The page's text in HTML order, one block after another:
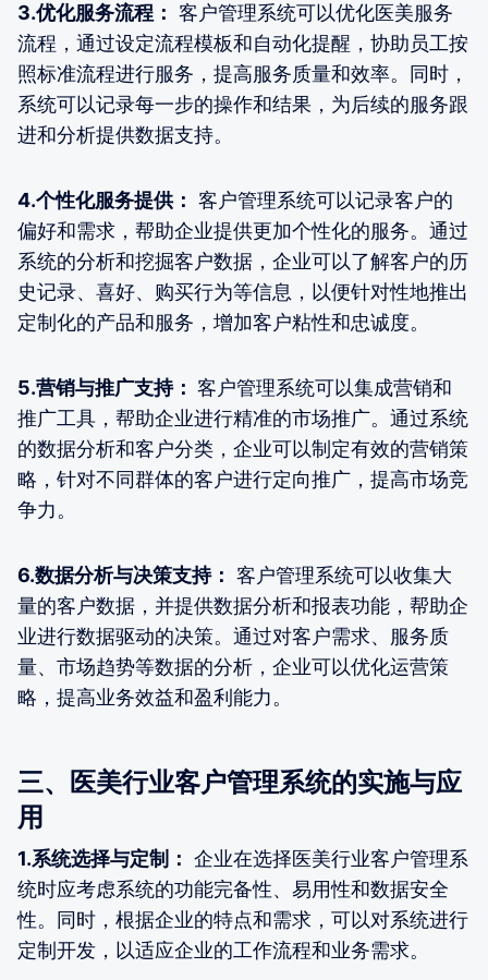
3.优化服务流程： 客户管理系统可以优化医美服务
流程，通过设定流程模板和自动化提醒，协助员工按
照标准流程进行服务，提高服务质量和效率。同时，
系统可以记录每一步的操作和结果，为后续的服务跟
进和分析提供数据支持。
4.个性化服务提供： 客户管理系统可以记录客户的
偏好和需求，帮助企业提供更加个性化的服务。通过
系统的分析和挖掘客户数据，企业可以了解客户的历
史记录、喜好、购买行为等信息，以便针对性地推出
定制化的产品和服务，增加客户粘性和忠诚度。
5.营销与推广支持： 客户管理系统可以集成营销和
推广工具，帮助企业进行精准的市场推广。通过系统
的数据分析和客户分类，企业可以制定有效的营销策
略，针对不同群体的客户进行定向推广，提高市场竞
争力。
6.数据分析与决策支持： 客户管理系统可以收集大
量的客户数据，并提供数据分析和报表功能，帮助企
业进行数据驱动的决策。通过对客户需求、服务质
量、市场趋势等数据的分析，企业可以优化运营策
略，提高业务效益和盈利能力。
三、医美行业客户管理系统的实施与应
用
1.系统选择与定制： 企业在选择医美行业客户管理系
统时应考虑系统的功能完备性、易用性和数据安全
性。同时，根据企业的特点和需求，可以对系统进行
定制开发，以适应企业的工作流程和业务需求。